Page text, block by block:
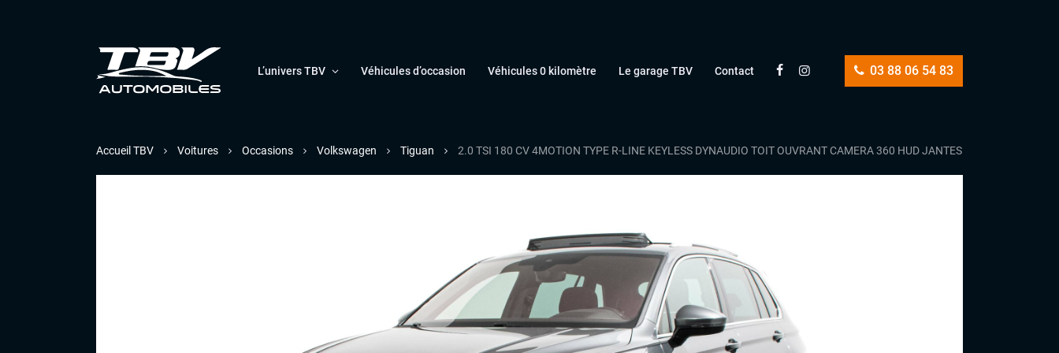
03 88 06 54 83
L’univers TBV Véhicules d’occasion Véhicules 0 kilomètre Le garage TBV Contact
Accueil TBV Voitures Occasions Volkswagen Tiguan 2.0 TSI 180 CV 4MOTION TYPE R-LINE KEYLESS DYNAUDIO TOIT OUVRANT CAMERA 360 HUD JANTES 20 – PAS DE